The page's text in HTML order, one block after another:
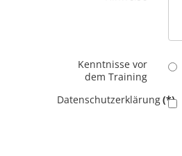
Kenntnisse vor
dem Training
Datenschutzerklärung(*)